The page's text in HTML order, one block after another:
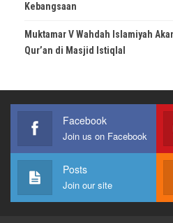
Kebangsaan
Muktamar V Wahdah Islamiyah
Qur’an di Masjid Istiqlal
Facebook
Join us on Facebook
Posts
Join our site